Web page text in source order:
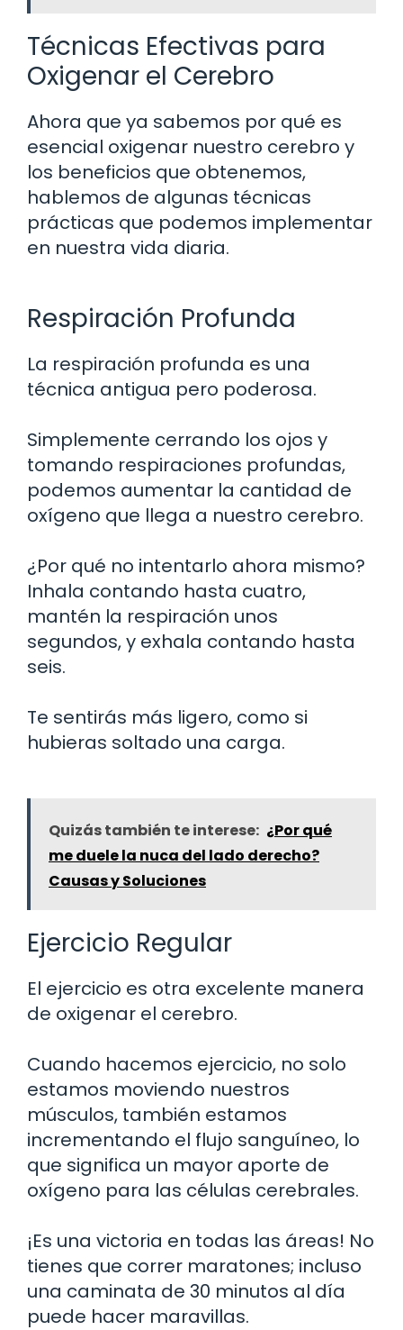
Técnicas Efectivas para
Oxigenar el Cerebro
Ahora que ya sabemos por qué es
esencial oxigenar nuestro cerebro y
los beneficios que obtenemos,
hablemos de algunas técnicas
prácticas que podemos implementar
en nuestra vida diaria.
Respiración Profunda
La respiración profunda es una
técnica antigua pero poderosa.
Simplemente cerrando los ojos y
tomando respiraciones profundas,
podemos aumentar la cantidad de
oxígeno que llega a nuestro cerebro.
¿Por qué no intentarlo ahora mismo?
Inhala contando hasta cuatro,
mantén la respiración unos
segundos, y exhala contando hasta
seis.
Te sentirás más ligero, como si
hubieras soltado una carga.
Quizás también te interese: ¿Por qué
me duele la nuca del lado derecho?
Causas y Soluciones
Ejercicio Regular
El ejercicio es otra excelente manera
de oxigenar el cerebro.
Cuando hacemos ejercicio, no solo
estamos moviendo nuestros
músculos, también estamos
incrementando el flujo sanguíneo, lo
que significa un mayor aporte de
oxígeno para las células cerebrales.
¡Es una victoria en todas las áreas! No
tienes que correr maratones; incluso
una caminata de 30 minutos al día
puede hacer maravillas.